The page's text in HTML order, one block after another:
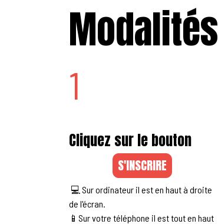
Modalités
1
Cliquez sur le bouton
S'INSCRIRE
💻 Sur ordinateur il est en haut à droite
de l'écran.
📱Sur votre téléphone il est tout en haut